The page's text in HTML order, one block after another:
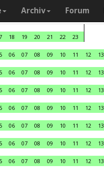
Archiv Forum
18 19 20 21 22
23
06 07 08 09 10 11 12 13
06 07 08 09 10 11 12 13
06 07 08 09 10 11 12 13
06 07 08 09 10 11 12 13
06 07 08 09 10 11 12 13
06 07 08 09 10 11 12 13
06 07 08 09 10 11 12 13